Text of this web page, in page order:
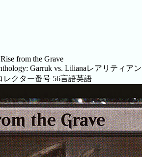
Rise from the Grave
Garruk vs. Lilianaレアリティ アン
レクター番号 56言語英語